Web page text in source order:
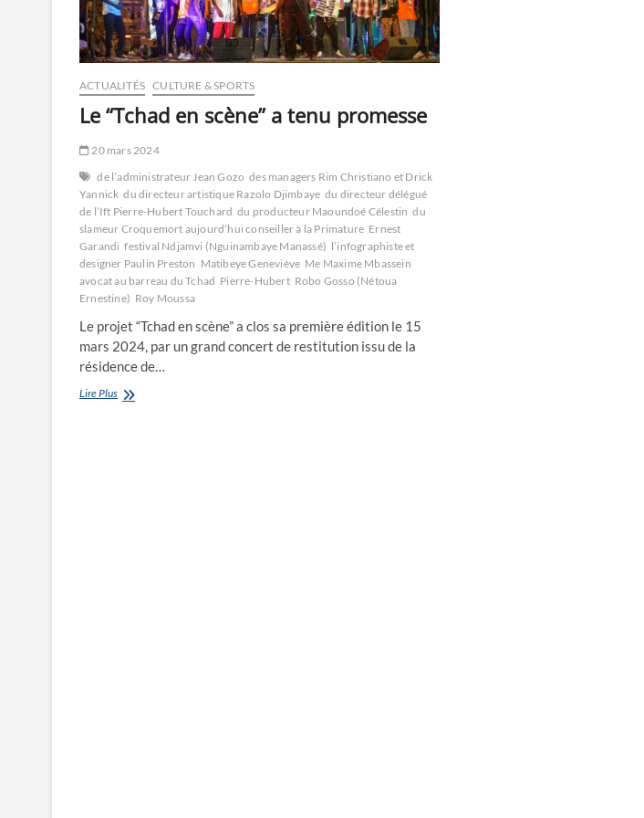
ACTUALITÉS CULTURE & SPORTS
Le “Tchad en scène” a tenu promesse
20 mars 2024
de l’administrateur Jean Gozo des managers Rim Christiano et Drick
Yannick du directeur artistique Razolo Djimbaye du directeur délégué
de l’Ift Pierre-Hubert Touchard du producteur Maoundoé Célestin du
slameur Croquemort aujourd’hui conseiller à la Primature Ernest
Garandi festival Ndjamvi (Nguinambaye Manassé) l’infographiste et
designer Paulin Preston Matibeye Geneviève Me Maxime Mbassein
avocat au barreau du Tchad Pierre-Hubert Robo Gosso (Nétoua
Ernestine) Roy Moussa
Le projet “Tchad en scène” a clos sa première édition le 15
mars 2024, par un grand concert de restitution issu de la
résidence de…
Lire PlusLe